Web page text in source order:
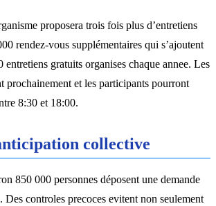
proposera trois fois plus d’entretiens
rendez-vous supplémentaires qui s’ajoutent
entretiens gratuits organises chaque annee. Les
prochainement et les participants pourront
8:30 et 18:00.
collective
850 000 personnes déposent une demande
Des controles precoces evitent non seulement